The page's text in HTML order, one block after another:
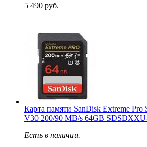
5 490 руб.
Карта памяти SanDisk Extreme
V30 200/90 MB/s 64GB
Есть в наличии.